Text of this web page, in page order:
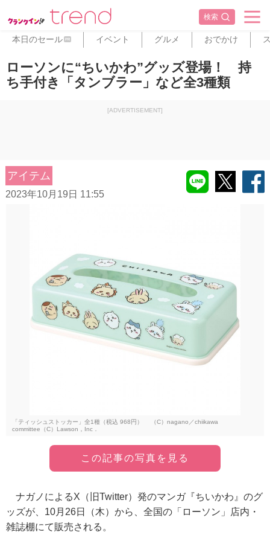
検索
本日のセール PR イベント グルメ おでかけ
ローソンに“ちいかわ”グッズ登場！ 持
ち手付き「タンブラー」など全3種類
[ADVERTISEMENT]
アイテム
2023年10月19日 11:55
「ティッシュストッカー」全1種（税込 968円） （C）nagano／chiikawa
committee（C）Lawson，Inc．
この記事の写真を見る
ナガノによるX（旧Twitter）発のマンガ『ちいかわ』のグ
ッズが、10月26日（木）から、全国の「ローソン」店内・
雑誌棚にて販売される。